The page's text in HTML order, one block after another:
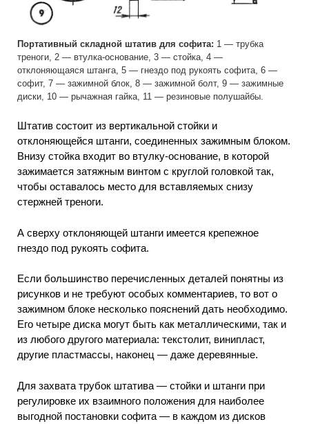
Портативный складной штатив для софита: 1 — трубка
треноги, 2 — втулка-основание, 3 — стойка, 4 —
отклоняющаяся штанга, 5 — гнездо под рукоять софита, 6 —
софит, 7 — зажимной блок, 8 — зажимной болт, 9 — зажимные
диски, 10 — рычажная гайка, 11 — резиновые полушайбы.
Штатив состоит из вертикальной стойки и
отклоняющейся штанги, соединенных зажимным блоком.
Внизу стойка входит во втулку-основание, в которой
зажимается затяжным винтом с круглой головкой так,
чтобы оставалось место для вставляемых снизу
стержней треноги.
А сверху отклоняющей штанги имеется крепежное
гнездо под рукоять софита.
Если большинство перечисленных деталей понятны из
рисунков и не требуют особых комментариев, то вот о
зажимном блоке несколько пояснений дать необходимо.
Его четыре диска могут быть как металлическими, так и
из любого другого материала: текстолит, винипласт,
другие пластмассы, наконец — даже деревянные.
Для захвата трубок штатива — стойки и штанги при
регулировке их взаимного положения для наиболее
выгодной постановки софита — в каждом из дисков